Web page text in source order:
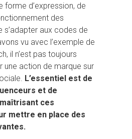
forme d’expression, de
des
s’adapter aux codes de
vu avec l’exemple de
il n’est pas toujours
une action de marque sur
L’essentiel est de
et de
ces
mettre en place des